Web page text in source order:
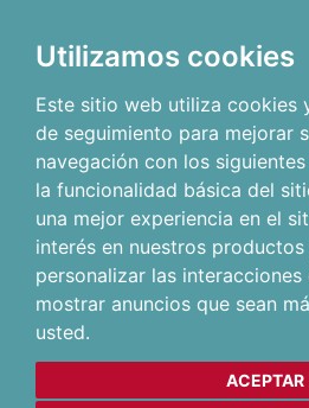
Utilizamos cookies
Este sitio web utiliza cookies
de seguimiento para mejorar
navegación con los siguientes
la funcionalidad básica del
una mejor experiencia en el
interés en nuestros
personalizar las
mostrar anuncios que sean
usted.
ACEPTAR